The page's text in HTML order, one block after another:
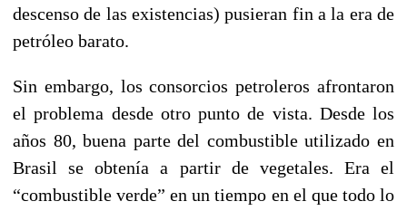
descenso de las existencias) pusieran fin a la era de
petróleo barato.
Sin embargo, los consorcios petroleros afrontaron
el problema desde otro punto de vista. Desde los
años 80, buena parte del combustible utilizado en
Brasil se obtenía a partir de vegetales. Era el
“combustible verde” en un tiempo en el que todo lo